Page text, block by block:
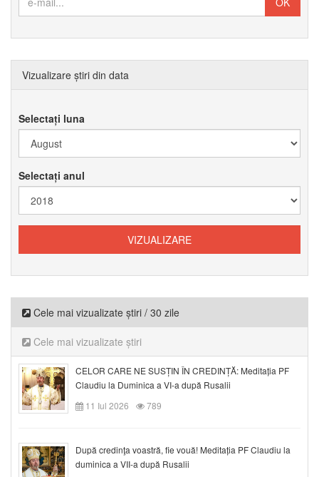
Vizualizare știri din data
Selectați luna
Selectați anul
Cele mai vizualizate știri / 30 zile
Cele mai vizualizate știri
CELOR CARE NE SUSȚIN ÎN CREDINȚĂ: Meditația PF
Claudiu la Duminica a VI-a după Rusalii
11 Iul 2026
789
După credinţa voastră, fie vouă! Meditația PF Claudiu la
duminica a VII-a după Rusalii